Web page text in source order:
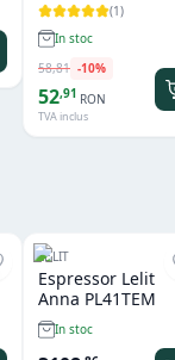
(1)
In stoc
58,81 -10%
52,91 RON
TVA inclus
LELIT
Espressor Lelit
Anna PL41TEM
In stoc